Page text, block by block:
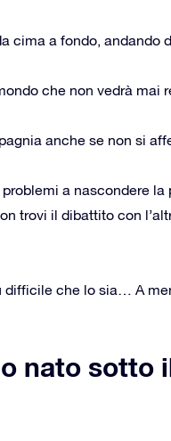
cima a fondo, andando
che non vedrà mai
anche se non si
a nascondere la
trovi il dibattito con
che lo sia… A
nato sotto